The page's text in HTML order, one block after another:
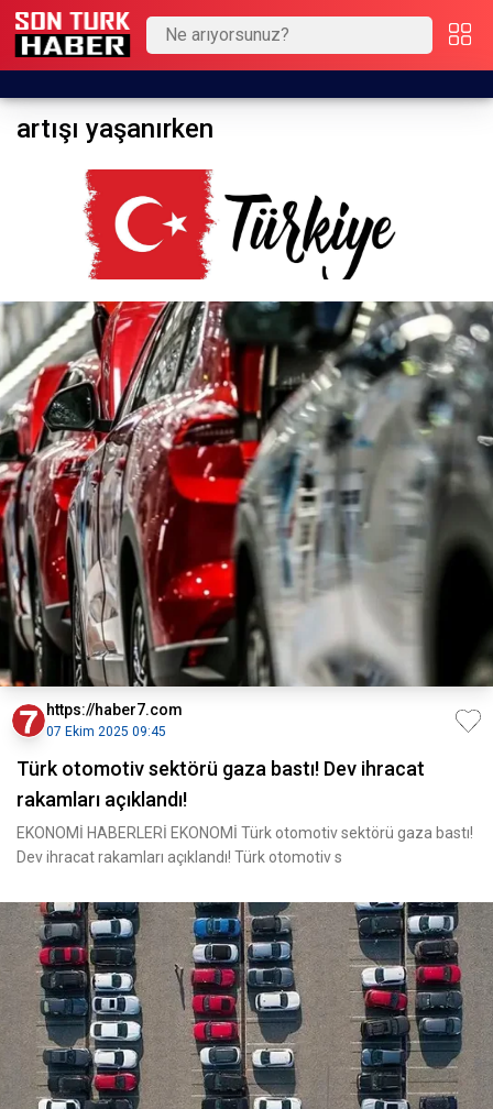
artışı yaşanırken
https://haber7.com
07 Ekim 2025 09:45
Türk otomotiv sektörü gaza bastı! Dev ihracat
rakamları açıklandı!
EKONOMİ HABERLERİ EKONOMİ Türk otomotiv sektörü gaza bastı!
Dev ihracat rakamları açıklandı! Türk otomotiv s